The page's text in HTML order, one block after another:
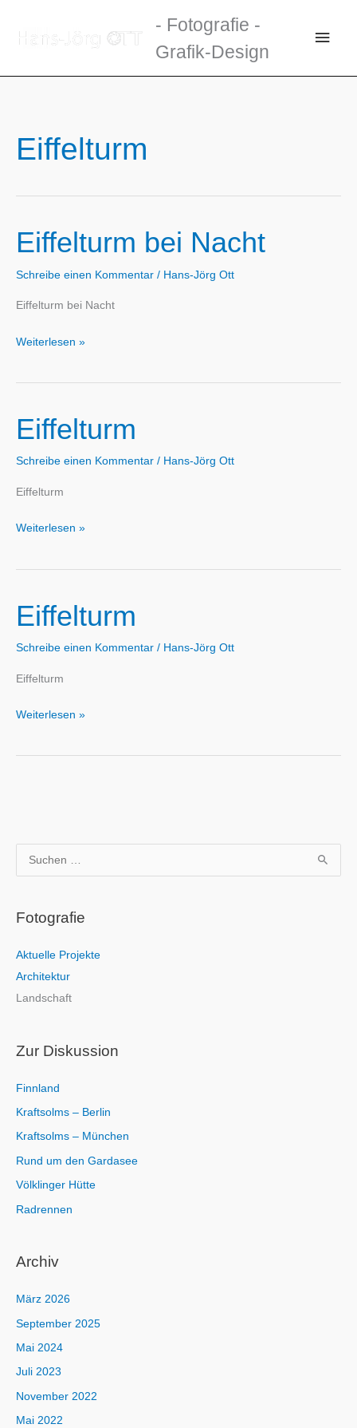
Inhalt
- Fotografie -
Grafik-Design
Eiffelturm
Eiffelturm bei Nacht
Schreibe einen Kommentar / Hans-Jörg Ott
Eiffelturm bei Nacht
Eiffelturm
Nacht
Weiterlesen »
Eiffelturm
Schreibe einen Kommentar / Hans-Jörg Ott
Eiffelturm
Eiffelturm
Weiterlesen »
Eiffelturm
Schreibe einen Kommentar / Hans-Jörg Ott
Eiffelturm
Eiffelturm
Weiterlesen »
u
h
n
n
a
h
Fotografie
Aktuelle Projekte
Architektur
Landschaft
Zur Diskussion
Finnland
Kraftsolms – Berlin
Kraftsolms – München
Rund um den Gardasee
Völklinger Hütte
Radrennen
Archiv
März 2026
September 2025
Mai 2024
Juli 2023
November 2022
Mai 2022